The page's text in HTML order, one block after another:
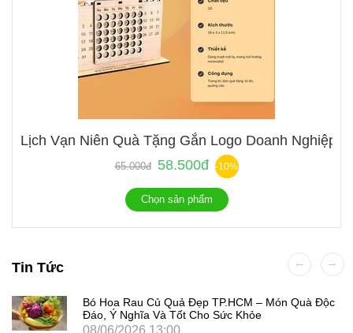
Lịch Vạn Niên Quà Tặng Gắn Logo Doanh Nghiệp
65.000đ 58.500đ -10%
Chọn sản phẩm
Tin Tức
Bó Hoa Rau Củ Quả Đẹp TP.HCM – Món Quà Độc
Đáo, Ý Nghĩa Và Tốt Cho Sức Khỏe
08/06/2026 13:00